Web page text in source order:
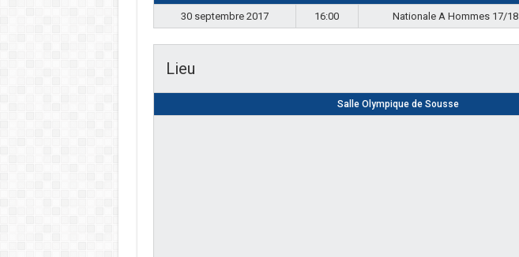
30 septembre 2017 16:00 Nationale A Hommes 17/18
Lieu
Salle Olympique de Sousse